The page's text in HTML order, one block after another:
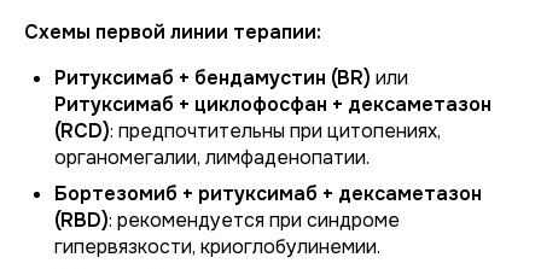
Схемы первой линии терапии:
Ритуксимаб + бендамустин (BR) или
Ритуксимаб + циклофосфан + дексаметазон
(RCD): предпочтительны при цитопениях,
органомегалии, лимфаденопатии.
Бортезомиб + ритуксимаб + дексаметазон
(RBD): рекомендуется при синдроме
гипервязкости, криоглобулинемии.